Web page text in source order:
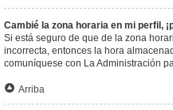
Cambié la zona horaria en mi perfil,
Si está seguro de que de la zona
incorrecta, entonces la hora
comuníquese con La Administración
Arriba